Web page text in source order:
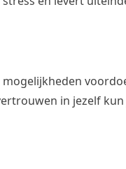
in jezelf kun